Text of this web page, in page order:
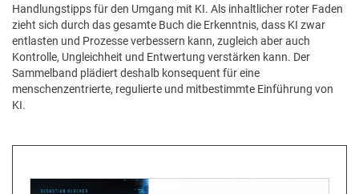
Handlungstipps für den Umgang mit KI. Als inhaltlicher roter Faden
zieht sich durch das gesamte Buch die Erkenntnis, dass KI zwar
entlasten und Prozesse verbessern kann, zugleich aber auch
Kontrolle, Ungleichheit und Entwertung verstärken kann. Der
Sammelband plädiert deshalb konsequent für eine
menschenzentrierte, regulierte und mitbestimmte Einführung von
KI.